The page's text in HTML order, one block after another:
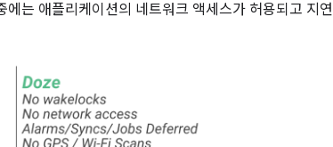
는 애플리케이션의 네트워크 액세스가 허용되고 지연